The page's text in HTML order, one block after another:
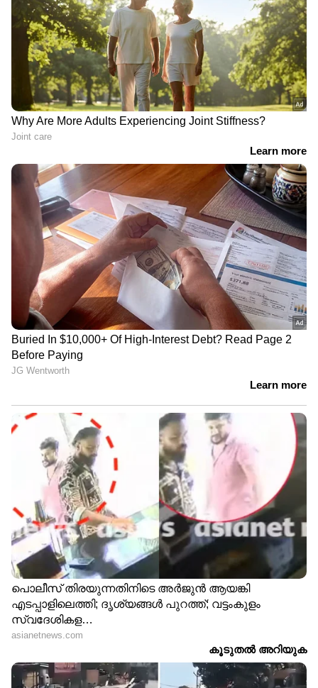
ABOUT THE AUTHOR
WDWeb Desk
Published :Oct 04 2023, 09:35 PM IST
Follow Us
DOWNLOAD APP
RECOMMENDED STORIES
'മമ്മൂട്ടി സിനിമകളുടെ
പോസ്റ്ററുകളിൽ
കിടന്നുറങ്ങിയ
അമ്മാളുവമ്മ';
കുറിപ്പുമായി സീമ ജി
'ഷിയാസിന് ഞാൻ
സഹോദരിയെപ്പോലെ';
ആരോപണങ്ങളിൽ